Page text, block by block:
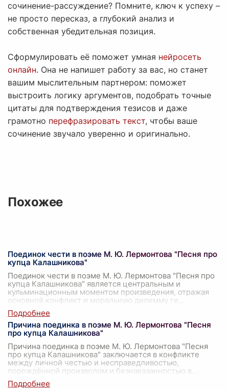
сочинение-рассуждение? Помните, ключ к успеху –
не просто пересказ, а глубокий анализ и
собственная убедительная позиция.
Сформулировать её поможет умная нейросеть
онлайн. Она не напишет работу за вас, но станет
вашим мыслительным партнером: поможет
выстроить логику аргументов, подобрать точные
цитаты для подтверждения тезисов и даже
грамотно перефразировать текст, чтобы ваше
сочинение звучало уверенно и оригинально.
Похожее
Поединок чести в поэме М. Ю. Лермонтова "Песня про
купца Калашникова"
Поединок чести в поэме М. Ю. Лермонтова "Песня про
купца Калашникова" является центральным и
кульминационным моментом произведения, отражая
основной конфликт и моральную дилемму ге
Причина поединка в поэме М. Ю. Лермонтова "Песня
про купца Калашникова"
Причина поединка в поэме М. Ю. Лермонтова "Песня
про купца Калашникова" заключается в конфликте
между личной честью и несправедливостью,
порождённой произволом и безнаказанностью в